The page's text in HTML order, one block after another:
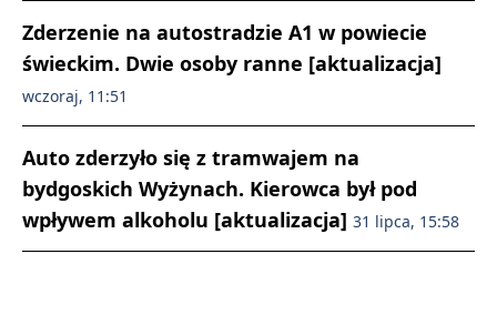
Zderzenie na autostradzie A1 w powiecie
świeckim. Dwie osoby ranne [aktualizacja]
wczoraj, 11:51
Auto zderzyło się z tramwajem na
bydgoskich Wyżynach. Kierowca był pod
wpływem alkoholu [aktualizacja] 31 lipca, 15:58